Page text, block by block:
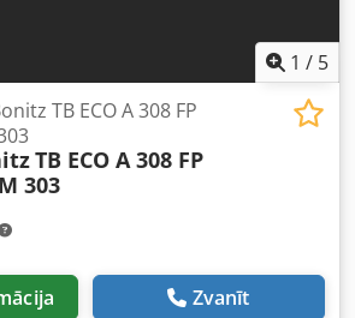
1 / 5
TB ECO A 308 FP
TB ECO A 308 FP
303
Zvanīt